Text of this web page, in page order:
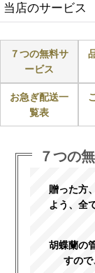
当店のサービス
７つの無料サ
ービス
お急ぎ配送一
覧表
７つの
贈った方
よう、全
胡蝶蘭の
すので